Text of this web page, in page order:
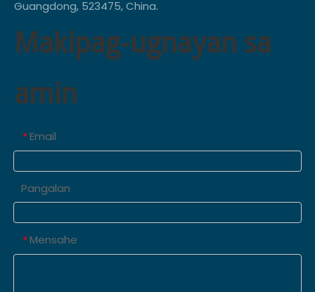
Guangdong, 523475, China.
Makipag-ugnayan sa
amin
* Email
Pangalan
* Mensahe